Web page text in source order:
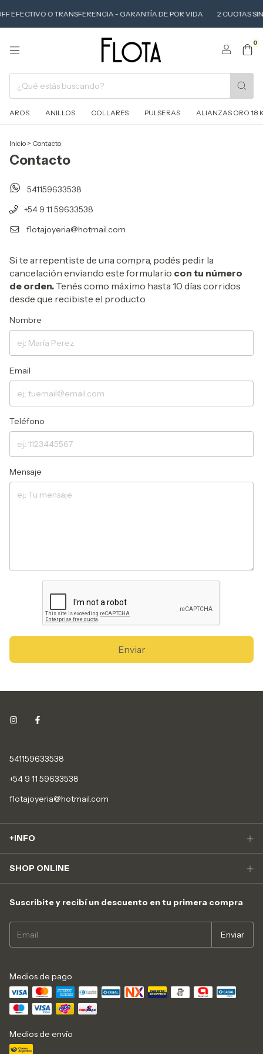
EFECTIVO O TRANSFERENCIA - GARANTÍA DE POR VIDA 2 CUOTAS
0
AROS ANILLOS COLLARES PULSERAS ALIANZAS ORO 18
Inicio > Contacto
Contacto
541159633538
+54 9 11 59633538
flotajoyeria@hotmail.com
Si te arrepentiste de una compra, podés pedir la
cancelación enviando este formulario con tu número
de orden. Tenés como máximo hasta 10 días corridos
desde que recibiste el producto.
Nombre
Email
Teléfono
Mensaje
Enviar
541159633538
+54 9 11 59633538
flotajoyeria@hotmail.com
+INFO
SHOP ONLINE
Suscribite y recibí un descuento en tu primera compra
Medios de pago
Medios de envío